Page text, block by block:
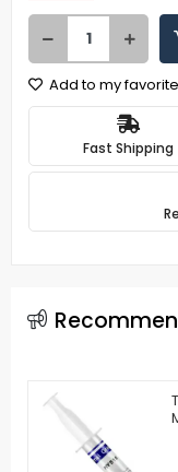
Add to my
Fast Shipping